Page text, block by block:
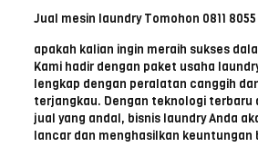
Jual mesin laundry Tomohon 0811
apakah kalian ingin meraih sukses
Kami hadir dengan paket usaha
lengkap dengan peralatan canggih
terjangkau. Dengan teknologi terbaru
jual yang andal, bisnis laundry Anda
lancar dan menghasilkan keuntungan